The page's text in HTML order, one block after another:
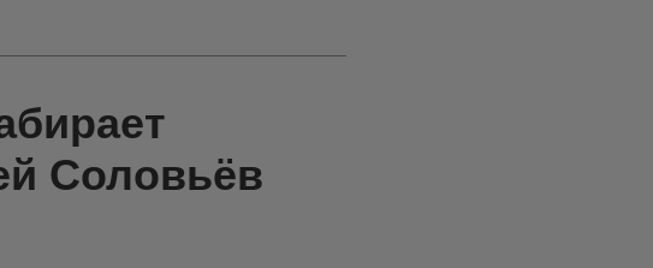
Соловьёв